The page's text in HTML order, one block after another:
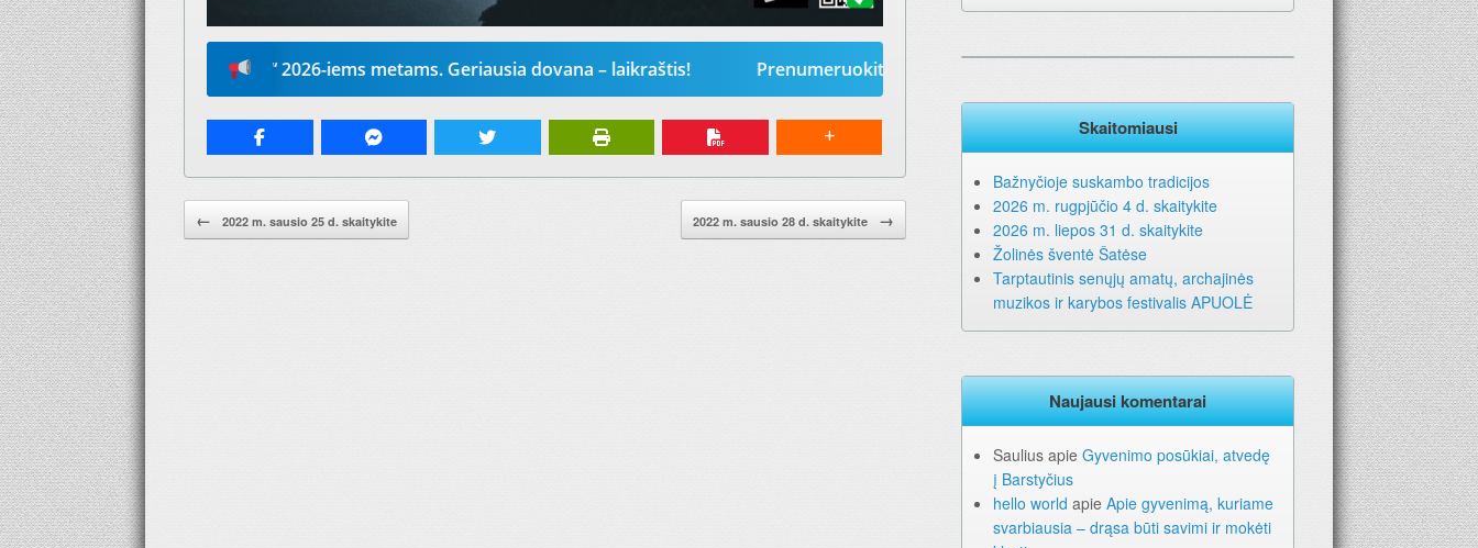
„Mūsų žodį“ 2026-iems metams. Geriausia dovana – laikraštis! Prenumeruokite „Mūsų žodį“ 2026-iems metams. Geriausia dovana – laikraštis!
← 2022 m. sausio 25 d. skaitykite 2022 m. sausio 28 d. skaitykite →
Skaitomiausi
Bažnyčioje suskambo tradicijos
2026 m. rugpjūčio 4 d. skaitykite
2026 m. liepos 31 d. skaitykite
Žolinės šventė Šatėse
Tarptautinis senųjų amatų, archajinės
muzikos ir karybos festivalis APUOLĖ
Naujausi komentarai
Saulius apie Gyvenimo posūkiai, atvedę
į Barstyčius
hello world apie Apie gyvenimą, kuriame
svarbiausia – drąsa būti savimi ir mokėti